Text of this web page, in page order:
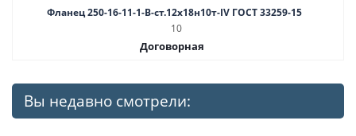
Фланец 250-16-11-1-B-ст.12х18н10т-IV ГОСТ 33259-15
10
Договорная
Вы недавно смотрели: